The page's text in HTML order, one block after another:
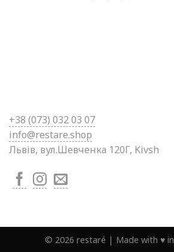
+38 (073) 032 03 07
info@restare.shop
Львів, вул.Шевченка 120Г, Kivsh
© 2026 restaré | Made with ♥ in